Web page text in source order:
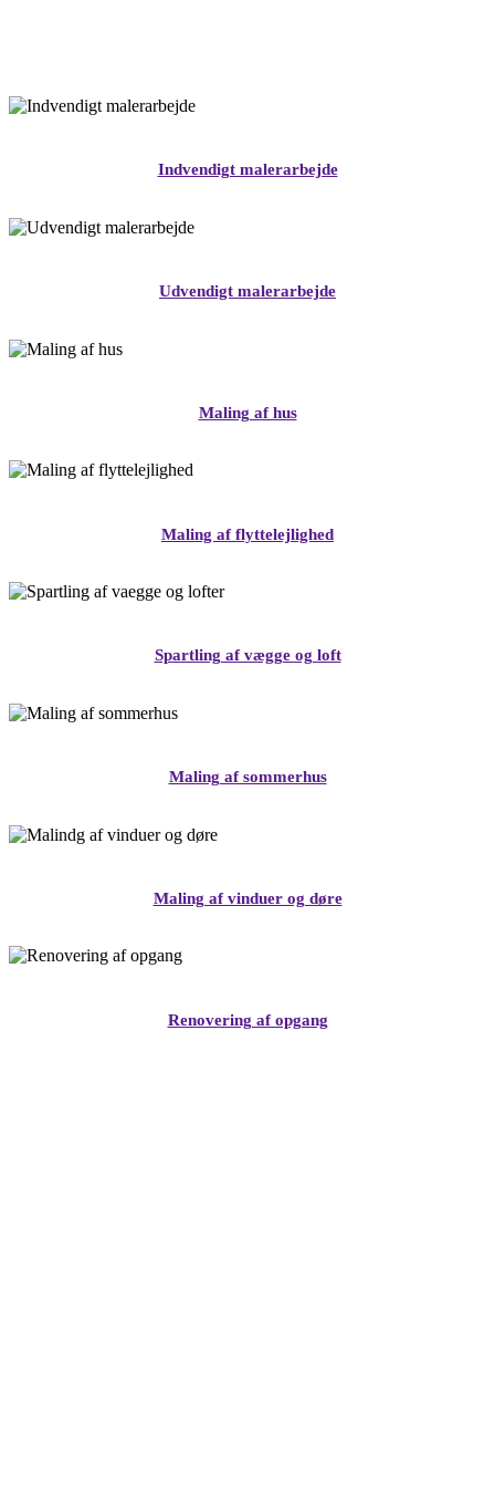
Indvendigt malerarbejde
Udvendigt malerarbejde
Maling af hus
Maling af flyttelejlighed
Spartling af vægge og loft
Maling af sommerhus
Maling af vinduer og døre
Renovering af opgang